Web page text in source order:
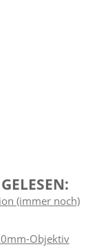
(immer noch)
Objektiv